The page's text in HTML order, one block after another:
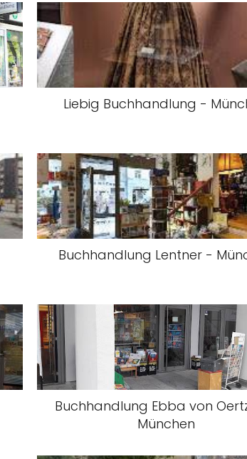
Liebig Buchhandlung -
Buchhandlung Lentner -
Buchhandlung Ebba von
München